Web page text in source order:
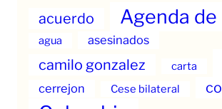
acuerdo Agenda de
agua asesinados
camilo gonzalez carta
cerrejon Cese bilateral